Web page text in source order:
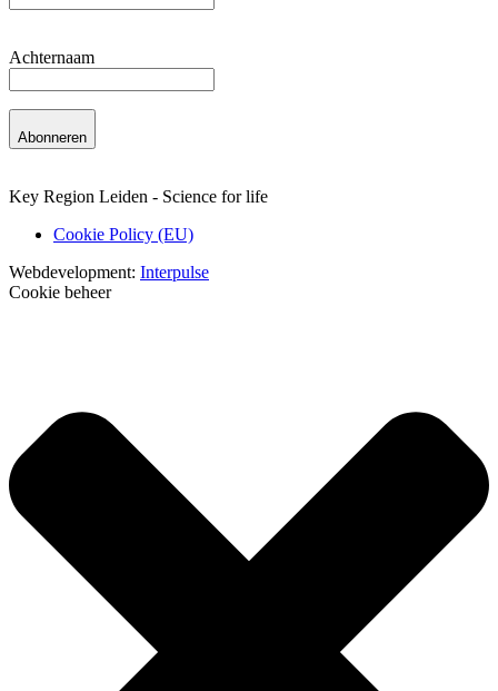
Achternaam
Abonneren
Key Region Leiden - Science for life
Cookie Policy (EU)
Webdevelopment: Interpulse
Cookie beheer